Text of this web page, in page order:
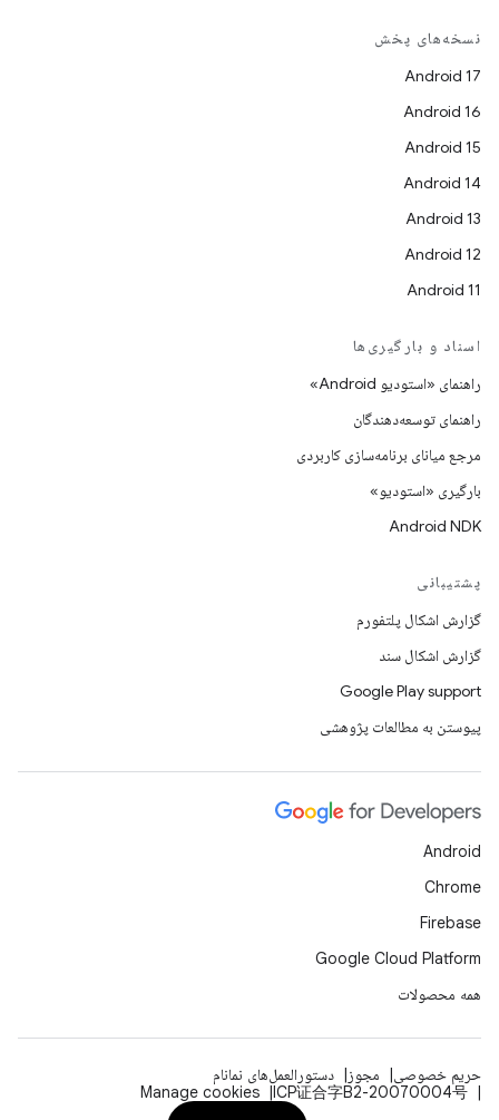
نسخه‌های پخش
Android 17
Android 16
Android 15
Android 14
Android 13
Android 12
Android 11
اسناد و بارگیری‌ها
راهنمای «استودیو Android»
راهنمای توسعه‌دهندگان
مرجع میانای برنامه‌سازی کاربردی
بارگیری «استودیو»
Android NDK
پشتیبانی
گزارش اشکال پلتفورم
گزارش اشکال سند
Google Play support
پیوستن به مطالعات پژوهشی
Android
Chrome
Firebase
Google Cloud Platform
همه محصولات
حریم خصوصی مجوز
دستورالعمل‌های نمانام
ICP证合字B2-20070004号
Manage cookies